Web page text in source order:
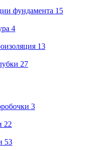
фундамента 15
4
13
27
3
22
53